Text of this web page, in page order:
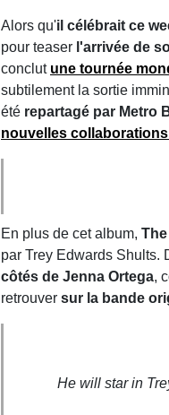
Alors qu'il célébrait ce
pour teaser l'arrivée de
conclut une tournée
subtilement la sortie
été repartagé par Metro
nouvelles
En plus de cet album,
par Trey Edwards Shults.
côtés de Jenna Ortega,
retrouver sur la bande
He will star in